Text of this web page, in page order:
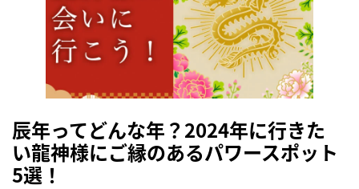
辰年ってどんな年？2024年に行きた
い龍神様にご縁のあるパワースポット
5選！